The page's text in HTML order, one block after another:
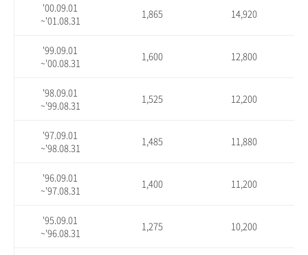
'00.09.01
~'01.08.31
1,865 14,920
'99.09.01
~'00.08.31
1,600 12,800
'98.09.01
~'99.08.31
1,525 12,200
'97.09.01
~'98.08.31
1,485 11,880
'96.09.01
~'97.08.31
1,400 11,200
'95.09.01
~'96.08.31
1,275 10,200